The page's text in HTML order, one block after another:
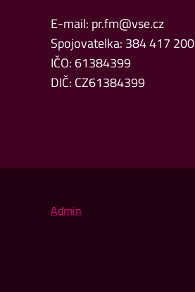
E-mail: pr.fm@vse.cz
Spojovatelka: 384 417 200
IČO: 61384399
DIČ: CZ61384399
Admin